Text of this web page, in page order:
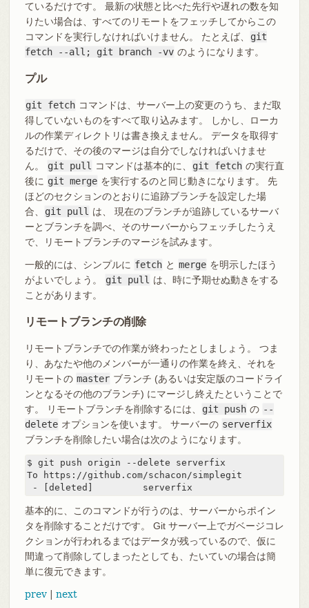
ているだけです。 最新の状態と比べた先行や遅れの数を知
りたい場合は、すべてのリモートをフェッチしてからこの
コマンドを実行しなければいけません。 たとえば、
git
fetch --all; git branch -vv のようになります。
プル
git fetch コマンドは、サーバー上の変更のうち、まだ取
得していないものをすべて取り込みます。 しかし、ローカ
ルの作業ディレクトリは書き換えません。 データを取得す
るだけで、その後のマージは自分でしなければいけませ
ん。
git pull コマンドは基本的に、 git fetch の実行直
後に git merge を実行するのと同じ動きになります。 先
ほどのセクションのとおりに追跡ブランチを設定した場
合、
git pull は、 現在のブランチが追跡しているサーバ
ーとブランチを調べ、そのサーバーからフェッチしたうえ
で、リモートブランチのマージを試みます。
一般的には、シンプルに fetch と merge を明示したほう
がよいでしょう。
git pull は、時に予期せぬ動きをする
ことがあります。
リモートブランチの削除
リモートブランチでの作業が終わったとしましょう。 つま
り、あなたや他のメンバーが一通りの作業を終え、それを
リモートの master ブランチ (あるいは安定版のコードライ
ンとなるその他のブランチ) にマージし終えたということで
す。 リモートブランチを削除するには、
git push の --
delete オプションを使います。 サーバーの serverfix
ブランチを削除したい場合は次のようになります。
$ git push origin --delete serverfix
To https://github.com/schacon/simplegit
- [deleted]         serverfix
基本的に、このコマンドが行うのは、サーバーからポイン
タを削除することだけです。 Git サーバー上でガベージコレ
クションが行われるまではデータが残っているので、仮に
間違って削除してしまったとしても、たいていの場合は簡
単に復元できます。
prev| next